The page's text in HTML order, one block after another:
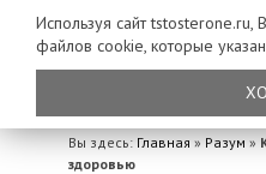
Вы здесь: Главная » Разум »
здоровью
Используя сайт tstosterone.ru,
файлов cookie, которые